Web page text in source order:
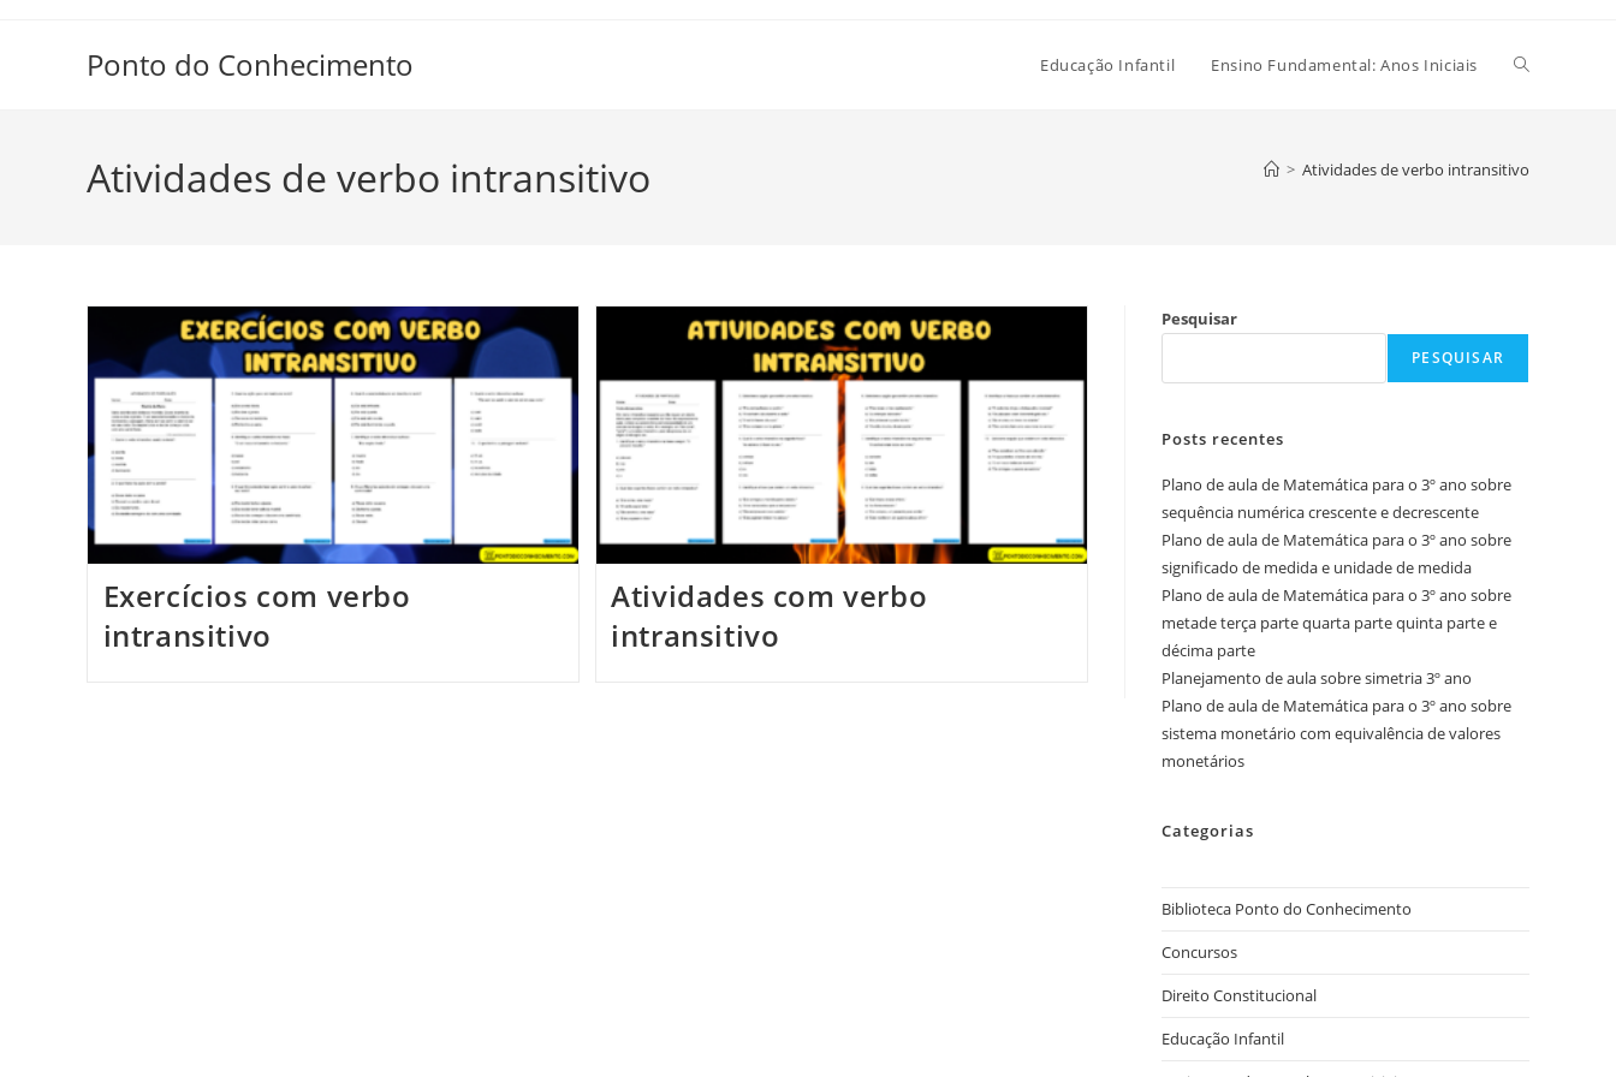
Ponto do Conhecimento Educação Infantil Ensino Fundamental: Anos Iniciais Alternar
site
Atividades de verbo intransitivo > Atividades de verbo intransitivo
Exercícios com verbo
intransitivo
Atividades com verbo
intransitivo
Pesquisar
PESQUISAR
Posts recentes
Plano de aula de Matemática para o 3º ano sobre
sequência numérica crescente e decrescente
Plano de aula de Matemática para o 3º ano sobre
significado de medida e unidade de medida
Plano de aula de Matemática para o 3º ano sobre
metade terça parte quarta parte quinta parte e
décima parte
Planejamento de aula sobre simetria 3º ano
Plano de aula de Matemática para o 3º ano sobre
sistema monetário com equivalência de valores
monetários
Categorias
Biblioteca Ponto do Conhecimento
Concursos
Direito Constitucional
Educação Infantil